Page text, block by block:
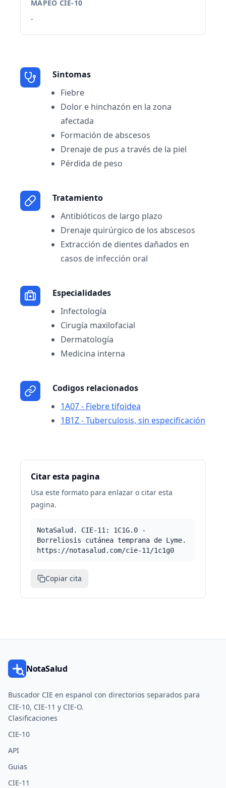
MAPEO CIE-10
-
Sintomas
Fiebre
Dolor e hinchazón en la zona
afectada
Formación de abscesos
Drenaje de pus a través de la piel
Pérdida de peso
Tratamiento
Antibióticos de largo plazo
Drenaje quirúrgico de los abscesos
Extracción de dientes dañados en
casos de infección oral
Especialidades
Infectología
Cirugía maxilofacial
Dermatología
Medicina interna
Codigos relacionados
1A07 - Fiebre tifoidea
1B1Z - Tuberculosis, sin especificación
Citar esta pagina
Usa este formato para enlazar o citar esta
pagina.
NotaSalud. CIE-11: 1C1G.0 -
Borreliosis cutánea temprana de Lyme.
https://notasalud.com/cie-11/1c1g0
Copiar cita
NotaSalud
Buscador CIE en espanol con directorios separados para
CIE-10, CIE-11 y CIE-O.
Clasificaciones
CIE-10
API
Guias
CIE-11